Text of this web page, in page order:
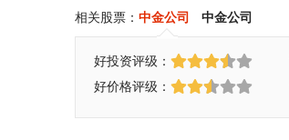
相关股票： 中金公司 中金公司
好投资评级：
好价格评级：